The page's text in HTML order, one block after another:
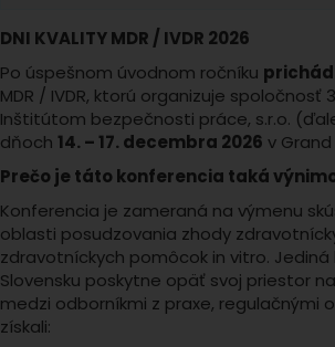
DNI KVALITY MDR / IVDR 2026
Po úspešnom úvodnom ročníku
MDR / IVDR, ktorú organizuje spoločnosť
Inštitútom bezpečnosti práce, s.r.o.
dňoch 14. – 17. decembra 2026 v Grand
Prečo je táto konferencia taká
Konferencia je zameraná na výmenu
oblasti posudzovania zhody
zdravotníckych pomôcok in vitro.
Slovensku poskytne opäť svoj priestor
medzi odborníkmi z praxe, regulačnými
získali: